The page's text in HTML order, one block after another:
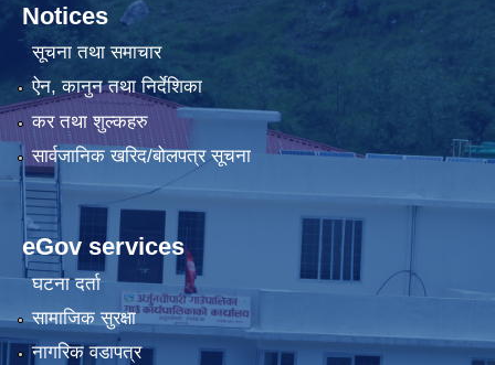
Notices
सूचना तथा समाचार
ऐन, कानुन तथा निर्देशिका
कर तथा शुल्कहरु
सार्वजानिक खरिद/बोलपत्र सूचना
eGov services
घटना दर्ता
सामाजिक सुरक्षा
नागरिक वडापत्र